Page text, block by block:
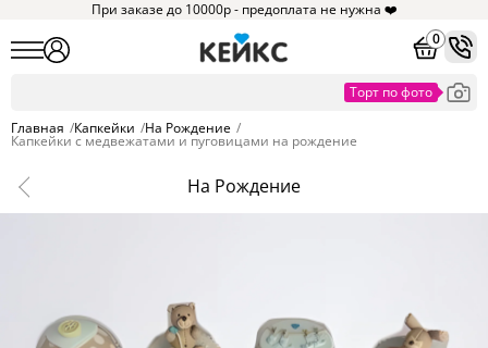
При заказе до 10000р - предоплата не нужна ❤️
0
Главная /Капкейки /На Рождение /
Капкейки с медвежатами и пуговицами на рождение
На Рождение